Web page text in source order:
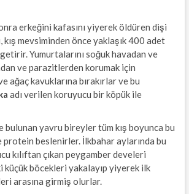
erkeğini kafasını yiyerek öldüren dişi
mevsiminden önce yaklaşık 400 adet
Yumurtalarını soğuk havadan ve
ve parazitlerden korumak için
ağaç kavuklarına bırakırlar ve bu
adı verilen koruyucu bir köpük ile
bulunan yavru bireyler tüm kış boyunca bu
beslenirler. İlkbahar aylarında bu
kılıftan çıkan peygamber develeri
böcekleri yakalayıp yiyerek ilk
arasına girmiş olurlar.